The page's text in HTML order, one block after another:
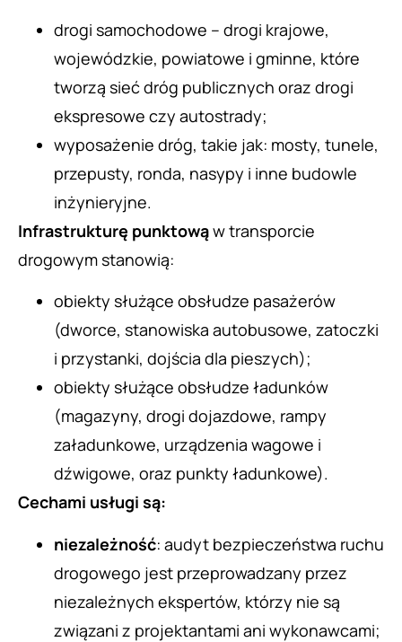
drogi samochodowe – drogi krajowe,
wojewódzkie, powiatowe i gminne, które
tworzą sieć dróg publicznych oraz drogi
ekspresowe czy autostrady;
wyposażenie dróg, takie jak: mosty, tunele,
przepusty, ronda, nasypy i inne budowle
inżynieryjne.
Infrastrukturę punktowąw transporcie
drogowym stanowią:
obiekty służące obsłudze pasażerów
(dworce, stanowiska autobusowe, zatoczki
i przystanki, dojścia dla pieszych);
obiekty służące obsłudze ładunków
(magazyny, drogi dojazdowe, rampy
załadunkowe, urządzenia wagowe i
dźwigowe, oraz punkty ładunkowe).
Cechami usługi są:
niezależność: audyt bezpieczeństwa ruchu
drogowego jest przeprowadzany przez
niezależnych ekspertów, którzy nie są
związani z projektantami ani wykonawcami;